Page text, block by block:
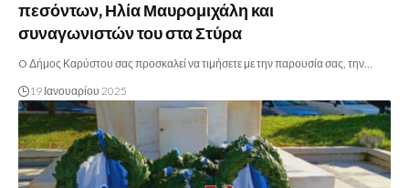
πεσόντων, Ηλία Μαυρομιχάλη και
συναγωνιστών του στα Στύρα
O Δήμος Καρύστου σας προσκαλεί να τιμήσετε με την παρουσία σας, την…
19 Ιανουαρίου 2025